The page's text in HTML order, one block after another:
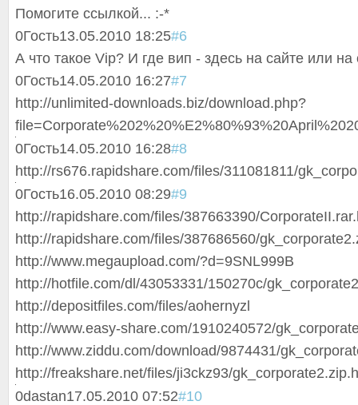
Помогите ссылкой... :-*
0Гость13.05.2010 18:25#6
А что такое Vip? И где вип - здесь на сайте или
0Гость14.05.2010 16:27#7
http://unlimited-downloads.biz/download.php?
0Гость14.05.2010 16:28#8
http://rs676.rapidshare.com/files/311081811/
0Гость16.05.2010 08:29#9
http://rapidshare.com/files/387663390/
http://rapidshare.com/files/387686560/
http://www.megaupload.com/?d=9SNL999B
http://hotfile.com/dl/43053331/150270c/
http://depositfiles.com/files/aohernyzl
http://www.easy-share.com/1910240572/
http://www.ziddu.com/download/9874431/
http://freakshare.net/files/ji3ckz93/
0dastan17.05.2010 07:52#10